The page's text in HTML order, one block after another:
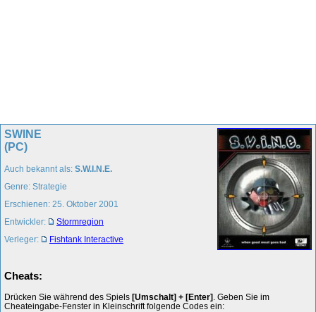
SWINE
(PC)
Auch bekannt als: S.W.I.N.E.
Genre: Strategie
Erschienen: 25. Oktober 2001
Entwickler:
Stormregion
Verleger:
Fishtank Interactive
Cheats:
Drücken Sie während des Spiels [Umschalt] + [Enter] . Geben Sie im
Cheateingabe-Fenster in Kleinschrift folgende Codes ein: